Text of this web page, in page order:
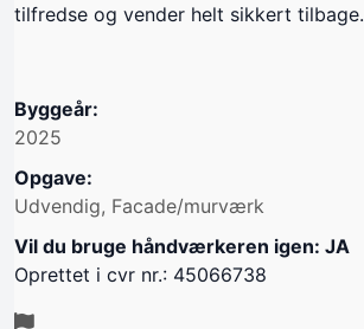
tilfredse og vender helt sikkert tilbage.
Byggeår:
2025
Opgave:
Udvendig, Facade/murværk
Vil du bruge håndværkeren igen: JA
Oprettet i cvr nr.: 45066738